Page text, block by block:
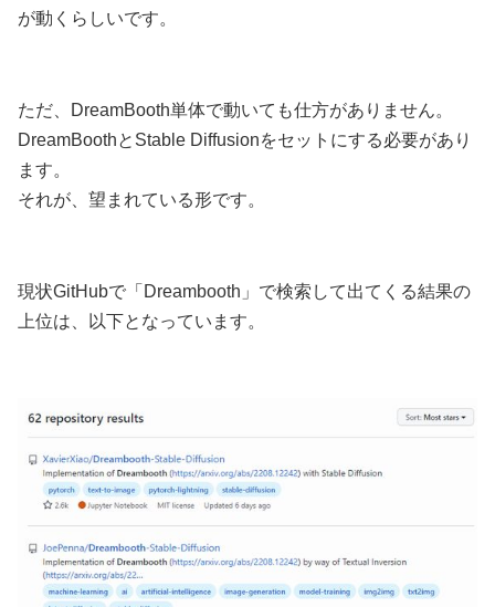
が動くらしいです。
ただ、DreamBooth単体で動いても仕方がありません。
DreamBoothとStable Diffusionをセットにする必要があり
ます。
それが、望まれている形です。
現状GitHubで「Dreambooth」で検索して出てくる結果の
上位は、以下となっています。